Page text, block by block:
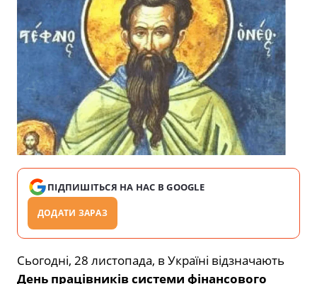
ПІДПИШІТЬСЯ НА НАС В GOOGLE
ДОДАТИ ЗАРАЗ
Сьогодні, 28 листопада, в Україні відзначають
День працівників системи фінансового